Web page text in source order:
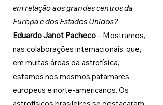
em relação aos grandes centros da
Europa e dos Estados Unidos?
Eduardo Janot Pacheco – Mostramos,
nas colaborações internacionais, que,
em muitas áreas da astrofísica,
estamos nos mesmos patamares
europeus e norte-americanos. Os